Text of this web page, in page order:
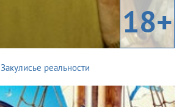
18+
Закулисье реальности